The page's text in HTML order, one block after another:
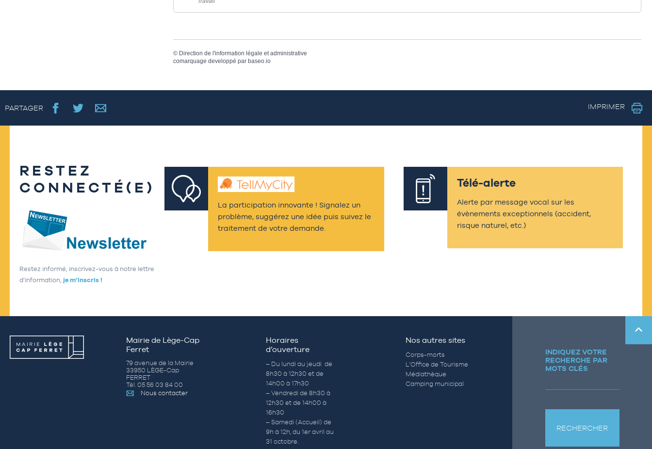
© Direction de l'information légale et administrative
comarquage developpé par baseo.io
PARTAGER IMPRIMER
RESTEZ
CONNECTÉ(E)
Restez informé, inscrivez-vous à notre lettre
d’information, je m’inscris !
La participation innovante ! Signalez un
problème, suggérez une idée puis suivez le
traitement de votre demande.
Télé-alerte
Alerte par message vocal sur les
évènements exceptionnels (accident,
risque naturel, etc.)
Mairie de Lège-Cap
Ferret
79 avenue de la Mairie
33950 LÈGE-Cap
FERRET
Tél. 05 56 03 84 00
Nous contacter
Horaires
d’ouverture
– Du lundi au jeudi de
8h30 à 12h30 et de
14h00 à 17h30
– Vendredi de 8h30 à
12h30 et de 14h00 à
16h30
– Samedi (Accueil) de
9h à 12h, du 1er avril au
31 octobre.
Nos autres sites
Corps-morts
L’Office de Tourisme
Médiathèque
Camping municipal
INDIQUEZ VOTRE
RECHERCHE PAR
MOTS CLÉS
RECHERCHER